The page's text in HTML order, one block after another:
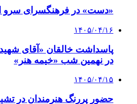
«دست» در فرهنگسرای سرو
۱۴۰۵/۰۴/۱۶
پاسداشت خالقان «آقای
در نهمین شب «خیمه هنر»
۱۴۰۵/۰۴/۱۵